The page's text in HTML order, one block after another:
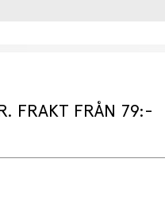
FRAKT FRÅN 79:-
finns i lager är 2–4 dagar.